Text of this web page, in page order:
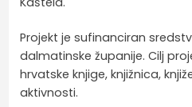
Projekt je sufinanciran
dalmatinske županije. Cilj
hrvatske knjige, knjižnica,
aktivnosti.